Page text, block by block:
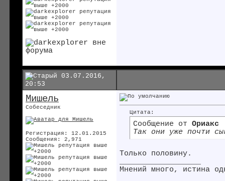
03.07.2016,
20:53
Мишель
Собеседник
Регистрация: 12.01.2015
Сообщения: 2,971
Цитата:
Сообщение от Ориакс
Так они уже почти
Только половину.
Мнений много, истина